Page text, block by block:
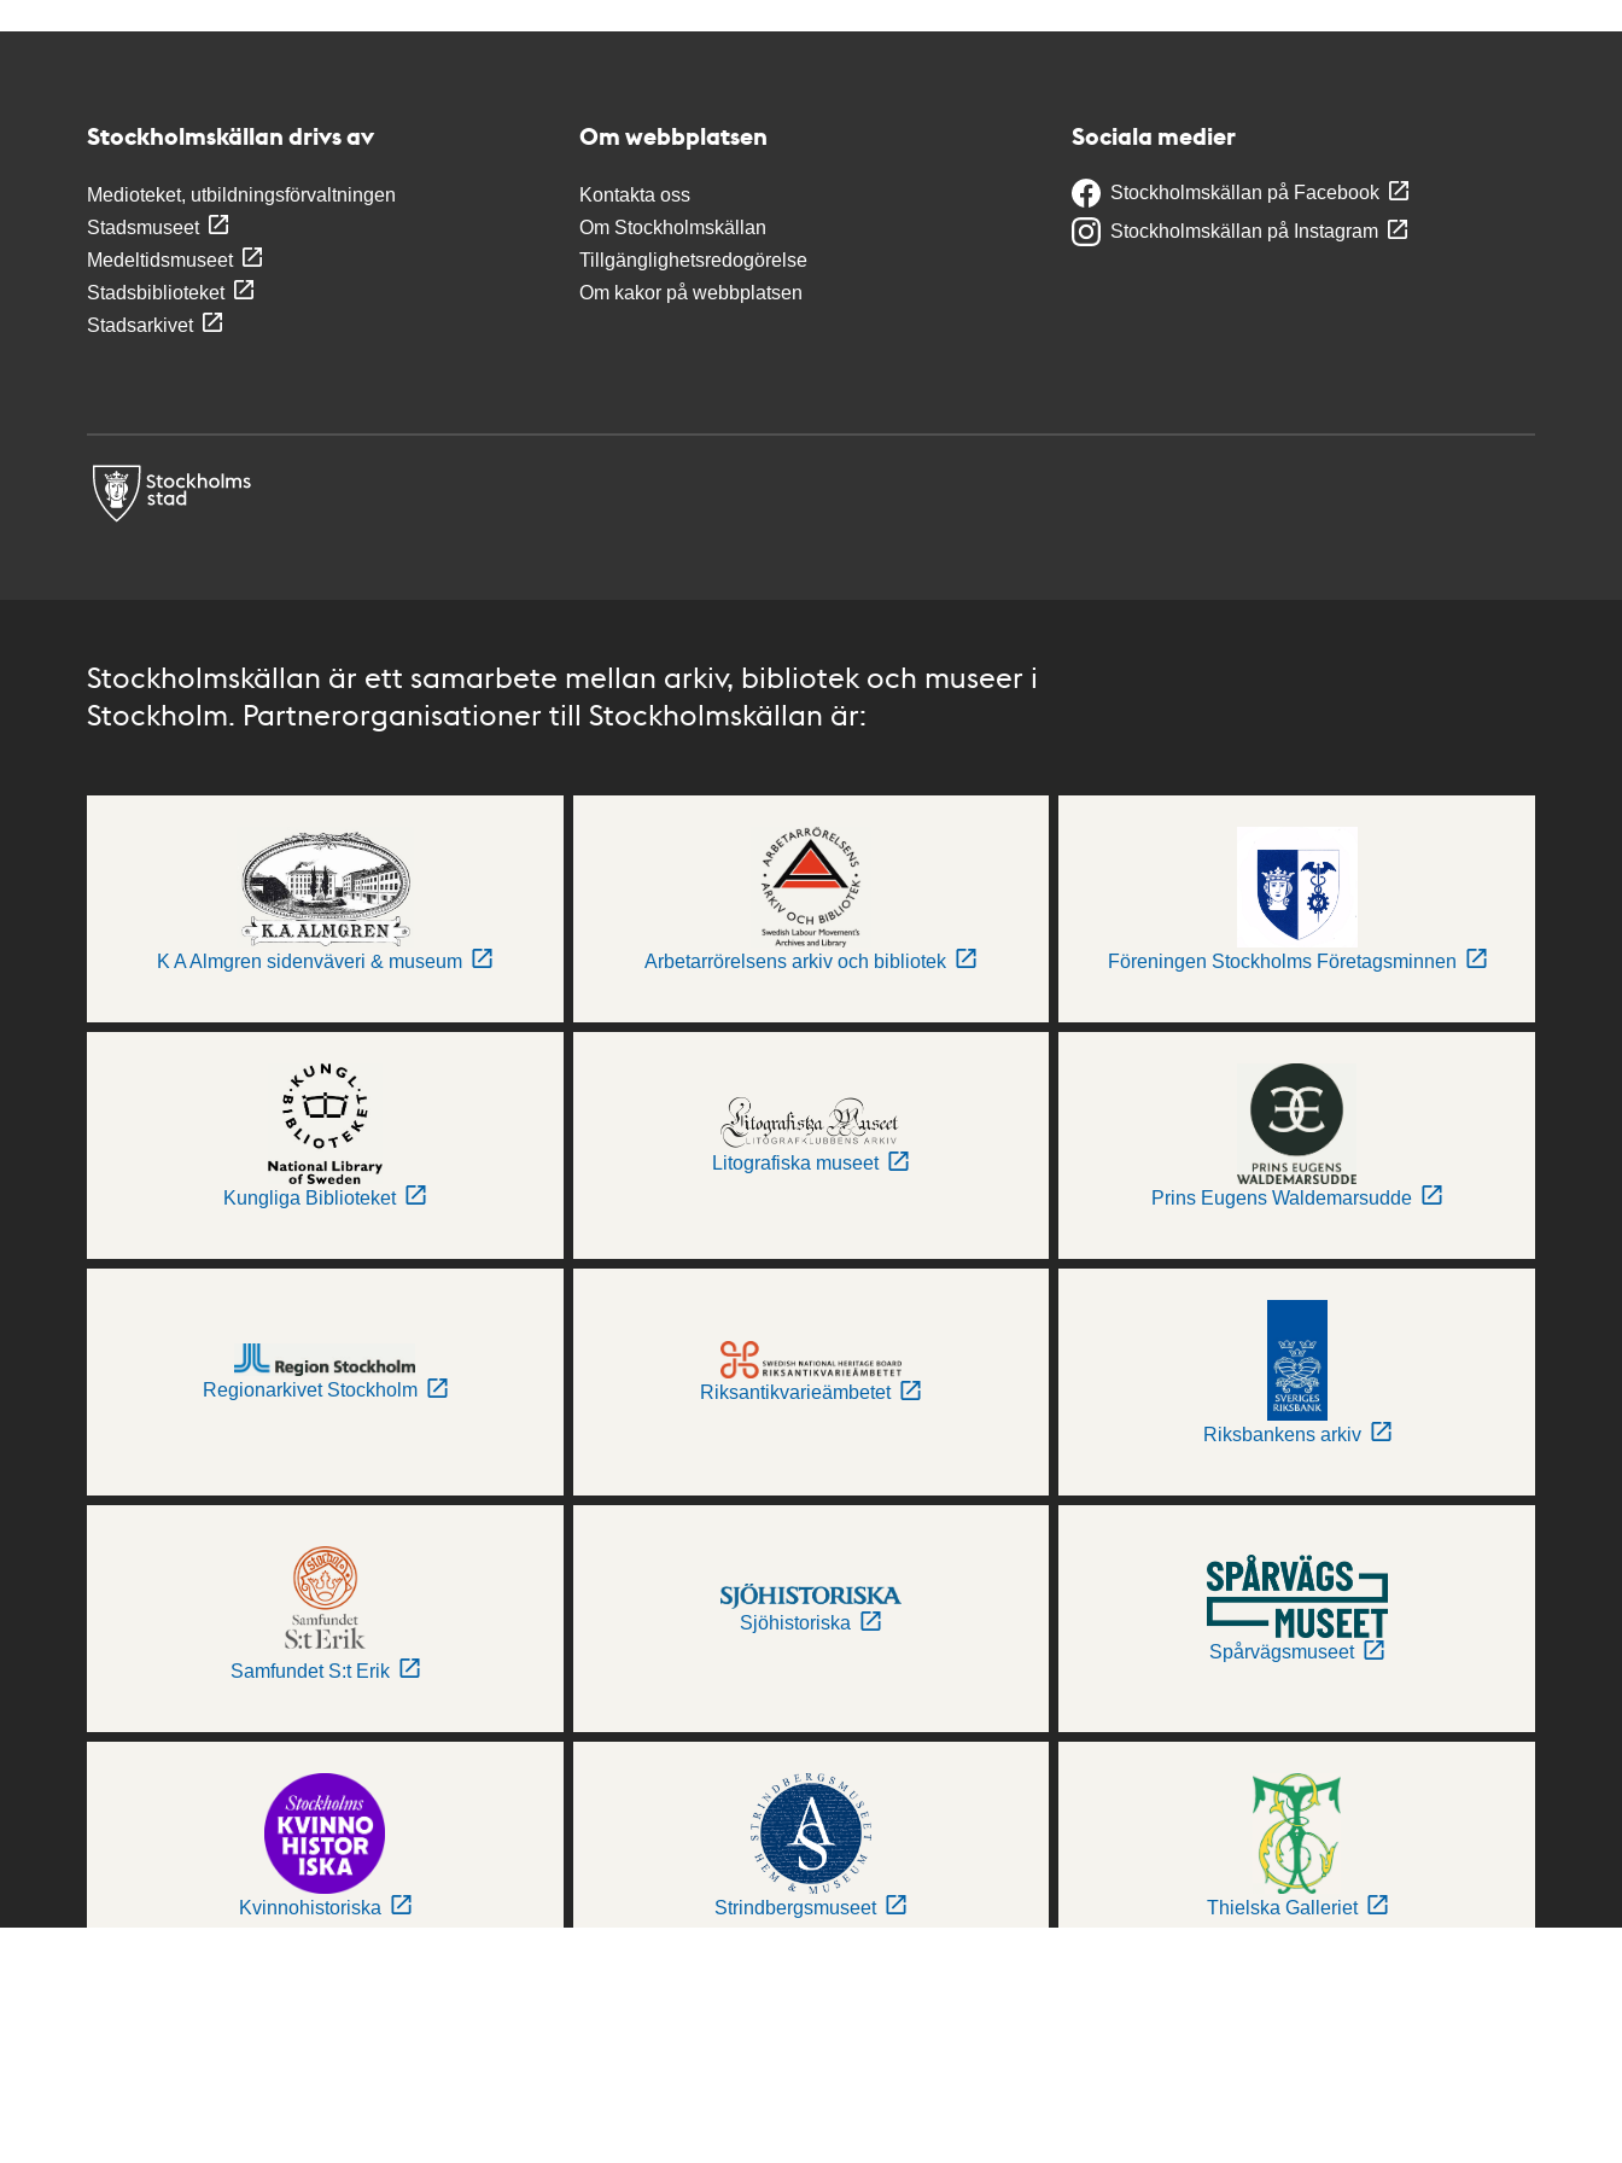
Stockholmskällan drivs av
Medioteket, utbildningsförvaltningen
Stadsmuseet
Medeltidsmuseet
Stadsbiblioteket
Stadsarkivet
Om webbplatsen
Kontakta oss
Om Stockholmskällan
Tillgänglighetsredogörelse
Om kakor på webbplatsen
Sociala medier
Stockholmskällan på Facebook
Stockholmskällan på Instagram
Stockholmskällan är ett samarbete mellan arkiv, bibliotek och museer i
Stockholm. Partnerorganisationer till Stockholmskällan är:
K A Almgren sidenväveri & museum Arbetarrörelsens arkiv och bibliotek Föreningen Stockholms Företagsminnen
Kungliga Biblioteket
Litografiska museet
Prins Eugens Waldemarsudde
Regionarkivet Stockholm Riksantikvarieämbetet
Riksbankens arkiv
Samfundet S:t Erik
Sjöhistoriska
Spårvägsmuseet
Kvinnohistoriska Strindbergsmuseet Thielska Galleriet